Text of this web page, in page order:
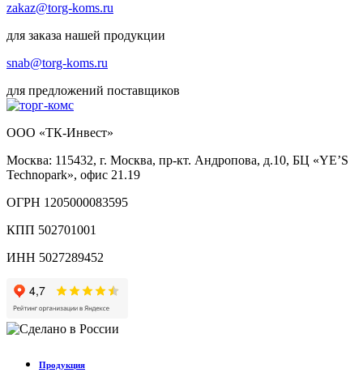
zakaz@torg-koms.ru
для заказа нашей продукции
snab@torg-koms.ru
для предложений поставщиков
ООО «ТК-Инвест»
Москва: 115432, г. Москва, пр-кт. Андропова, д.10, БЦ «YE’S
Technopark», офис 21.19
ОГРН 1205000083595
КПП 502701001
ИНН 5027289452
Продукция